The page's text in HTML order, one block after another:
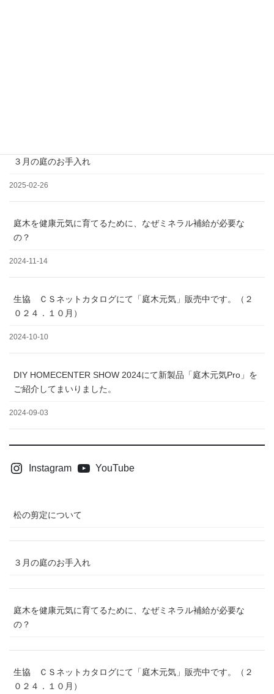
３月の庭のお手入れ
2025-02-26
庭木を健康元気に育てるために、なぜミネラル補給が必要な
の？
2024-11-14
生協 ＣＳネットカタログにて「庭木元気」販売中です。（２
０２４．１０月）
2024-10-10
DIY HOMECENTER SHOW 2024にて新製品「庭木元気Pro」を
ご紹介してまいりました。
2024-09-03
Instagram YouTube
松の剪定について
３月の庭のお手入れ
庭木を健康元気に育てるために、なぜミネラル補給が必要な
の？
生協 ＣＳネットカタログにて「庭木元気」販売中です。（２
０２４．１０月）